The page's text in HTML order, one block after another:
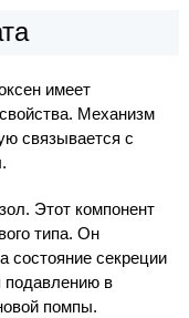
имеет
Механизм
связывается с
Этот компонент
типа. Он
состояние секреции
подавлению в
помпы.